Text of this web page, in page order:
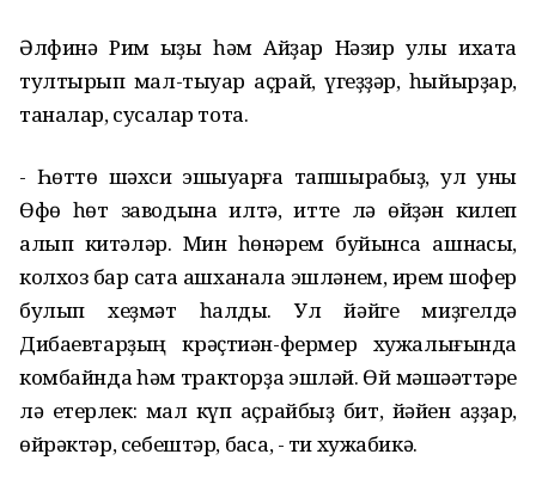
Әлфинә Рим ҡыҙы һәм Айҙар Нәзир улы ихата
тултырып мал-тыуар аҫрай, үгеҙҙәр, һыйырҙар,
таналар, сусҡалар тота.
- Һөттө шәхси эшҡыуарға тапшырабыҙ, ул уны
Өфө һөт заводына илтә, итте лә өйҙән килеп
алып китәләр. Мин һөнәрем буйынса ашнаҡсы,
колхоз бар саҡта ашханала эшләнем, ирем шофер
булып хеҙмәт һалды. Ул йәйге миҙгелдә
Дибаевтарҙың крәҫтиән-фермер хужалығында
комбайнда һәм тракторҙа эшләй. Өй мәшәҡәттәре
лә етерлек: мал күп аҫрайбыҙ бит, йәйен ҡаҙҙар,
өйрәктәр, себештәр, баҡса, - ти хужабикә.